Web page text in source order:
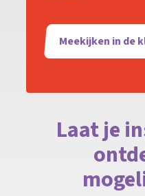
Meekijken in de
Laat je